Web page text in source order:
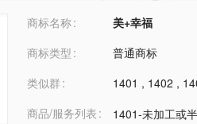
商标名称 美+幸福
商标类型
普通商标
类似群
1401 , 1402 ,
商品/服务列表
1401-未加工或